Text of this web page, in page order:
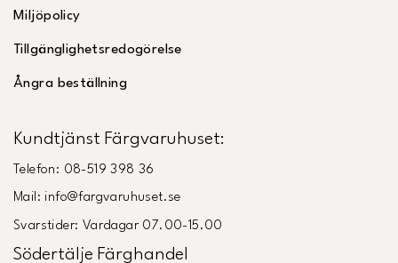
Miljöpolicy
Tillgänglighetsredogörelse
Ångra beställning
Kundtjänst Färgvaruhuset:
Telefon: 08-519 398 36
Mail: info@fargvaruhuset.se
Svarstider: Vardagar 07.00-15.00
Södertälje Färghandel